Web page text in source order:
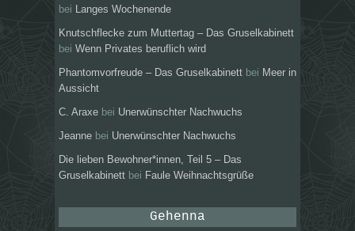
bei
Langes Wochenende
Knutschflecke zum Muttertag – Das Gruselkabinett
bei Wenn Privates beruflich wird
Phantomvorfreude – Das Gruselkabinett bei Meer in
Aussicht
C. Araxe bei Unerwünschter Nachwuchs
Jeanne bei Unerwünschter Nachwuchs
Die lieben Bewohner*innen, Teil 5 – Das
Gruselkabinett bei Faule Weihnachtsgrüße
Gehenna